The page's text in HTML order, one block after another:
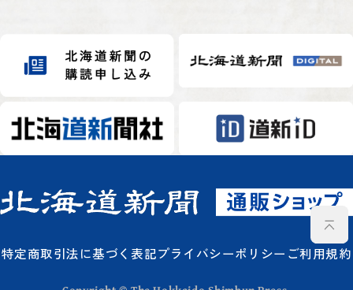
特定商取引法に基づく表記プライバシーポリシー ご利用規約